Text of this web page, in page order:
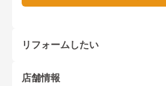
リフォームしたい
店舗情報